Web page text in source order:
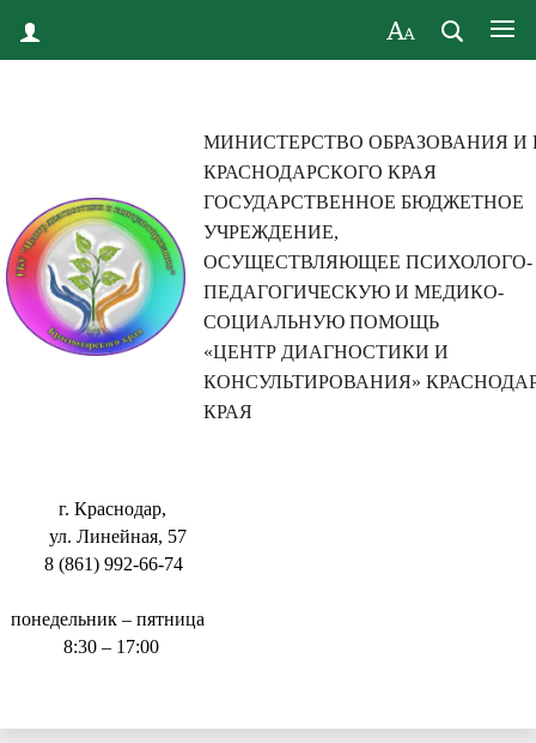
МИНИСТЕРСТВО ОБРАЗОВАНИЯ И
КРАСНОДАРСКОГО КРАЯ
ГОСУДАРСТВЕННОЕ БЮДЖЕТНОЕ
УЧРЕЖДЕНИЕ,
ОСУЩЕСТВЛЯЮЩЕЕ ПСИХОЛОГО-
ПЕДАГОГИЧЕСКУЮ И МЕДИКО-
СОЦИАЛЬНУЮ ПОМОЩЬ
«ЦЕНТР ДИАГНОСТИКИ И
КОНСУЛЬТИРОВАНИЯ»
КРАЯ
г. Краснодар,
ул. Линейная, 57
8 (861) 992-66-74
понедельник – пятница
8:30 – 17:00